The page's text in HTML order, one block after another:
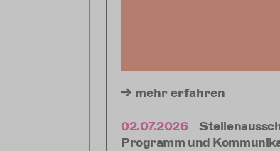
mehr erfahren
02.07.2026
Programm und